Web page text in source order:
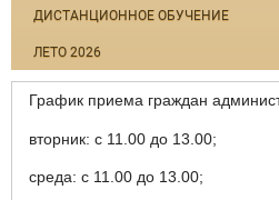
ДИСТАНЦИОННОЕ ОБУЧЕНИЕ
ЛЕТО 2026
График приема граждан
вторник: с 11.00 до 13.00;
среда: с 11.00 до 13.00;